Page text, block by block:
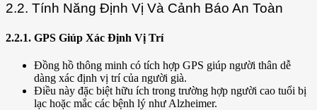
2.2. Tính Năng Định Vị Và Cảnh Báo An Toàn
2.2.1. GPS Giúp Xác Định Vị Trí
Đồng hồ thông minh có tích hợp GPS giúp người thân dễ
dàng xác định vị trí của người già.
Điều này đặc biệt hữu ích trong trường hợp người cao tuổi bị
lạc hoặc mắc các bệnh lý như Alzheimer.